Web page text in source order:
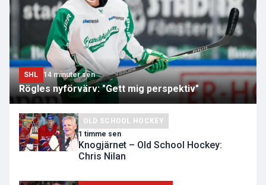
SHL 14 minuter sen
Rögles nyförvärv: "Gett mig perspektiv"
OLD SCHOOL HOCKEY
1 timme sen
Knogjärnet – Old School Hockey:
Chris Nilan